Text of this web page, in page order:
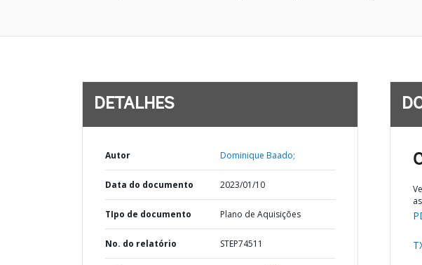
DETALHES
Autor Dominique Baado;
Data do documento 2023/01/10
TIpo de documento Plano de Aquisições
No. do relatório STEP74511